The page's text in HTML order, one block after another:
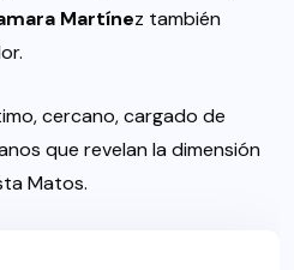
Martínez también
cercano, cargado de
que revelan la dimensión
Matos.